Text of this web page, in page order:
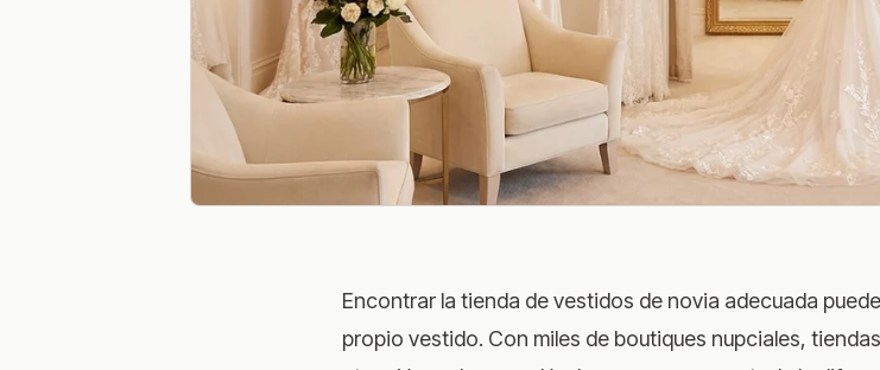
Encontrar la tienda de vestidos de novia adecuada
propio vestido. Con miles de boutiques nupciales,